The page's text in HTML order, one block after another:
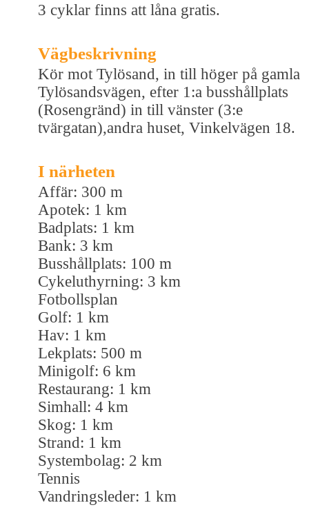
3 cyklar finns att låna gratis.
Vägbeskrivning
Kör mot Tylösand, in till höger på gamla
Tylösandsvägen, efter 1:a busshållplats
(Rosengränd) in till vänster (3:e
tvärgatan),andra huset, Vinkelvägen 18.
I närheten
Affär: 300 m
Apotek: 1 km
Badplats: 1 km
Bank: 3 km
Busshållplats: 100 m
Cykeluthyrning: 3 km
Fotbollsplan
Golf: 1 km
Hav: 1 km
Lekplats: 500 m
Minigolf: 6 km
Restaurang: 1 km
Simhall: 4 km
Skog: 1 km
Strand: 1 km
Systembolag: 2 km
Tennis
Vandringsleder: 1 km